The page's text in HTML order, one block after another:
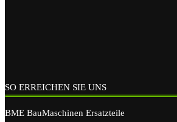
SO ERREICHEN SIE UNS
BME BauMaschinen Ersatzteile